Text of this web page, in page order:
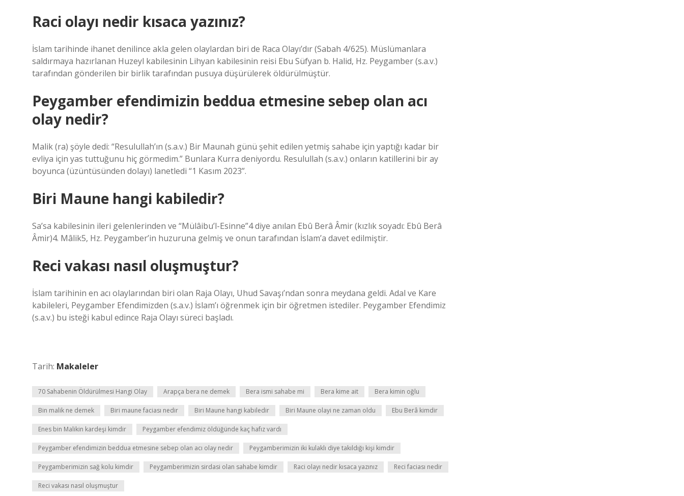
Raci olayı nedir kısaca yazınız?
İslam tarihinde ihanet denilince akla gelen olaylardan biri de Raca Olayı’dır (Sabah 4/625). Müslümanlara
saldırmaya hazırlanan Huzeyl kabilesinin Lihyan kabilesinin reisi Ebu Süfyan b. Halid, Hz. Peygamber (s.a.v.)
tarafından gönderilen bir birlik tarafından pusuya düşürülerek öldürülmüştür.
Peygamber efendimizin beddua etmesine sebep olan acı
olay nedir?
Malik (ra) şöyle dedi: “Resulullah’ın (s.a.v.) Bir Maunah günü şehit edilen yetmiş sahabe için yaptığı kadar bir
evliya için yas tuttuğunu hiç görmedim.” Bunlara Kurra deniyordu. Resulullah (s.a.v.) onların katillerini bir ay
boyunca (üzüntüsünden dolayı) lanetledi “1 Kasım 2023”.
Biri Maune hangi kabiledir?
Sa’sa kabilesinin ileri gelenlerinden ve “Mülâibu’l-Esinne”4 diye anılan Ebû Berâ Âmir (kızlık soyadı: Ebû Berâ
Âmir)4. Mâlik5, Hz. Peygamber’in huzuruna gelmiş ve onun tarafından İslam’a davet edilmiştir.
Reci vakası nasıl oluşmuştur?
İslam tarihinin en acı olaylarından biri olan Raja Olayı, Uhud Savaşı’ndan sonra meydana geldi. Adal ve Kare
kabileleri, Peygamber Efendimizden (s.a.v.) İslam’ı öğrenmek için bir öğretmen istediler. Peygamber Efendimiz
(s.a.v.) bu isteği kabul edince Raja Olayı süreci başladı.
Tarih: Makaleler
70 Sahabenin Öldürülmesi Hangi Olay Arapça bera ne demek Bera ismi sahabe mi Bera kime ait Bera kimin oğlu
Bin malik ne demek Biri maune faciası nedir Biri Maune hangi kabiledir Biri Maune olayi ne zaman oldu Ebu Berâ kimdir
Enes bin Malikin kardeşi kimdir Peygamber efendimiz öldüğünde kaç hafız vardı
Peygamber efendimizin beddua etmesine sebep olan acı olay nedir Peygamberimizin iki kulaklı diye takıldığı kişi kimdir
Peygamberimizin sağ kolu kimdir Peygamberimizin sirdasi olan sahabe kimdir Raci olayı nedir kısaca yazınız Reci faciası nedir
Reci vakası nasıl oluşmuştur